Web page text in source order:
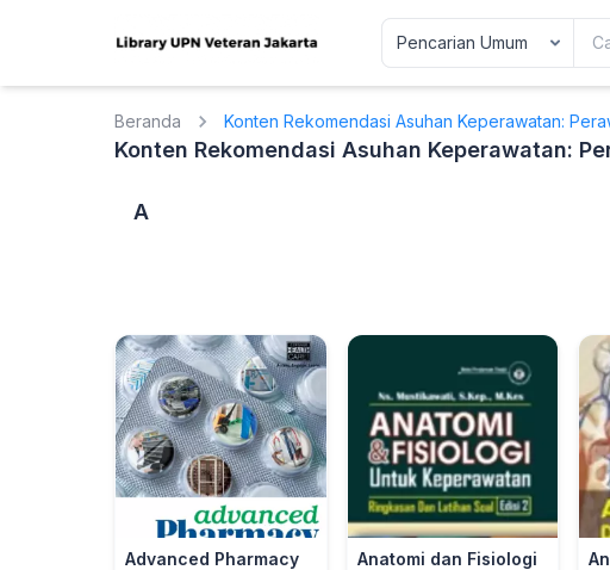
Beranda Konten Rekomendasi Asuhan Keperawatan:
Konten Rekomendasi Asuhan Keperawatan:
A
Advanced Pharmacy
Anatomi dan Fisiologi